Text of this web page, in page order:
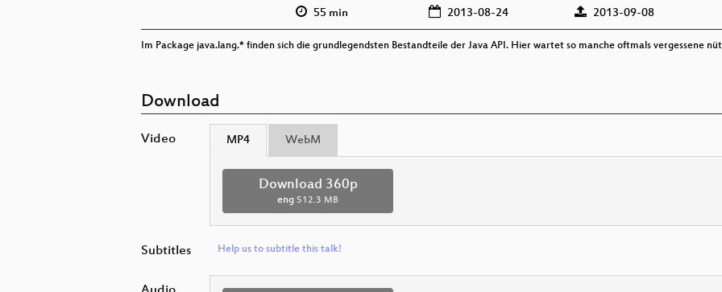
55 min 2013-08-24 2013-09-08
Im Package java.lang.* finden sich die grundlegendsten Bestandteile der Java API. Hier wartet so manche oftmals vergessene
Download
Video MP4 WebM
Download 360p
eng 512.3 MB
Subtitles Help us to subtitle this talk!